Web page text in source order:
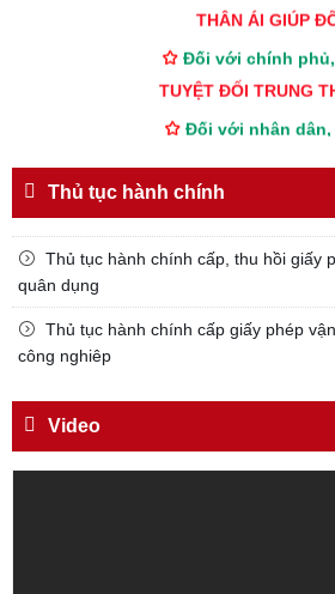
THÂN ÁI GIÚP
Đối với chính
TUYỆT ĐỐI TRUNG
Đối với nhân dân,
Đối với công việc,
TẬN TỤY
Đối với địch,
Trích thư Chủ tịch Hồ
Thủ tục hành chính
Thủ tục hành chính cấp, thu hồi giấy
quân dụng
Thủ tục hành chính cấp giấy phép
công nghiêp
Video